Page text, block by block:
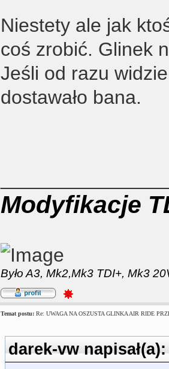
Niestety ale jak
coś zrobić. Glinek
Jeśli od razu
dostawało bana.
Modyfikacje
Było A3, Mk2,Mk3 TDI+, Mk3
Temat postu: Re: UWAGA NA OSZUSTA GLINKA AIR RIDE
darek-vw napisał(a):